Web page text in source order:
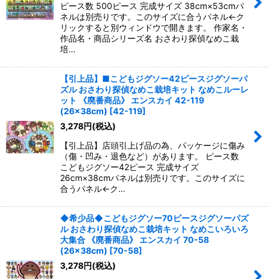
ピース数 500ピース 完成サイズ 38cm×53cmパ
ネルは別売りです。このサイズに合うパネル←ク
リックすると別ウィンドウで開きます。 作家名・
作品名・商品シリーズ名 おさわり探偵なめこ栽
培…
【引上品】■こどもジグソー42ピースジグソーパ
ズル おさわり探偵なめこ栽培キット なめこルーレ
ット 《廃番商品》 エンスカイ 42-119
(26×38cm) [42-119]
3,278円(税込)
【引上品】店頭引上げ品の為、パッケージに傷み
（傷・凹み・退色など）があります。 ピース数
こどもジグソー42ピース 完成サイズ
26cm×38cmパネルは別売りです。このサイズに
合うパネル←ク…
◆希少品◆こどもジグソー70ピースジグソーパズ
ル おさわり探偵なめこ栽培キット なめこいろいろ
大集合 《廃番商品》 エンスカイ 70-58
(26×38cm) [70-58]
3,278円(税込)